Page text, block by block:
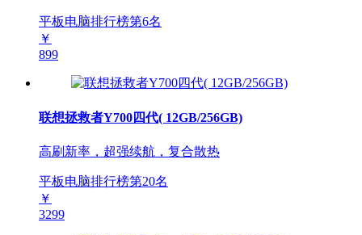
平板电脑排行榜第6名
￥
899
联想拯救者Y700四代( 12GB/256GB)
高刷新率，超强续航，复合散热
平板电脑排行榜第20名
￥
3299